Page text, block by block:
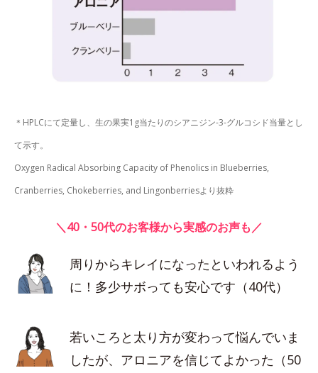
＊HPLCにて定量し、生の果実1g当たりのシアニジン-3-グルコシド当量とし
て示す。
Oxygen Radical Absorbing Capacity of Phenolics in Blueberries,
Cranberries, Chokeberries, and Lingonberriesより抜粋
＼40・50代のお客様から実感のお声も／
周りからキレイになったといわれるよう
に！多少サボっても安心です（40代）
若いころと太り方が変わって悩んでいま
したが、アロニアを信じてよかった（50